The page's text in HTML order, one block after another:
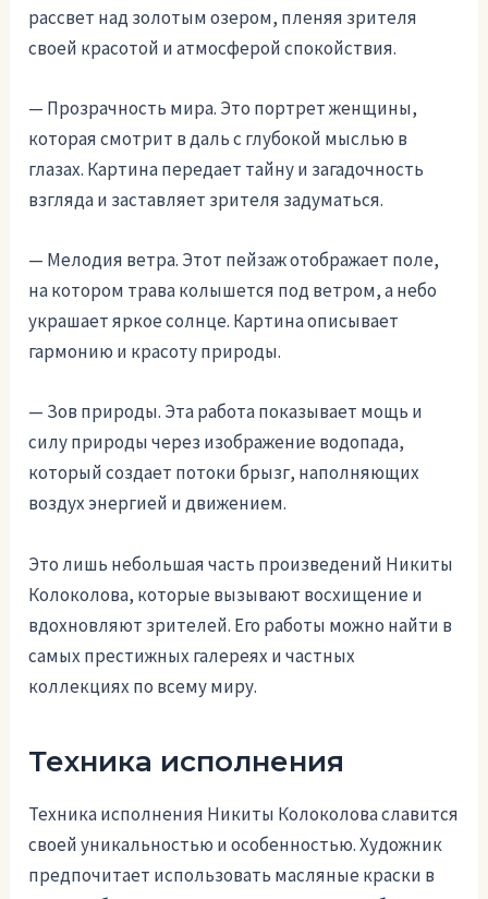
рассвет над золотым озером, пленяя зрителя
своей красотой и атмосферой спокойствия.
— Прозрачность мира. Это портрет женщины,
которая смотрит в даль с глубокой мыслью в
глазах. Картина передает тайну и загадочность
взгляда и заставляет зрителя задуматься.
— Мелодия ветра. Этот пейзаж отображает поле,
на котором трава колышется под ветром, а небо
украшает яркое солнце. Картина описывает
гармонию и красоту природы.
— Зов природы. Эта работа показывает мощь и
силу природы через изображение водопада,
который создает потоки брызг, наполняющих
воздух энергией и движением.
Это лишь небольшая часть произведений Никиты
Колоколова, которые вызывают восхищение и
вдохновляют зрителей. Его работы можно найти в
самых престижных галереях и частных
коллекциях по всему миру.
Техника исполнения
Техника исполнения Никиты Колоколова славится
своей уникальностью и особенностью. Художник
предпочитает использовать масляные краски в